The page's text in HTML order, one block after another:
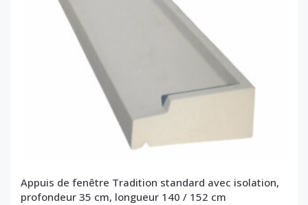
Appuis de fenêtre Tradition standard avec isolation,
profondeur 35 cm, longueur 140 / 152 cm